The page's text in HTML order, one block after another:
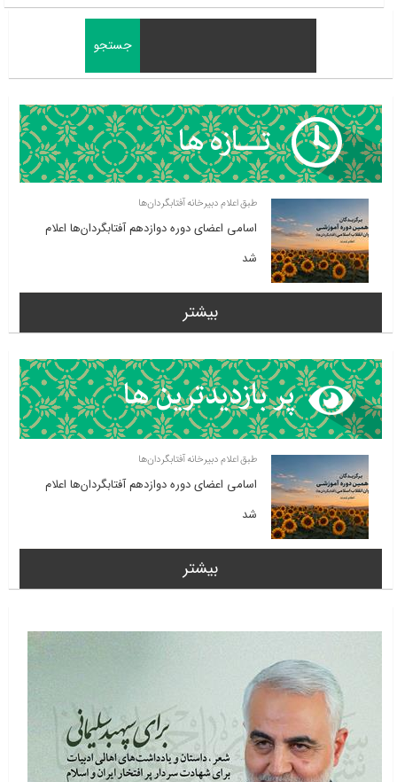
طبق اعلام دبیرخانه آفتابگردان‌ها
اسامی اعضای دوره دوازدهم آفتابگردان‌ها اعلام
شد
بیشتر
طبق اعلام دبیرخانه آفتابگردان‌ها
اسامی اعضای دوره دوازدهم آفتابگردان‌ها اعلام
شد
بیشتر